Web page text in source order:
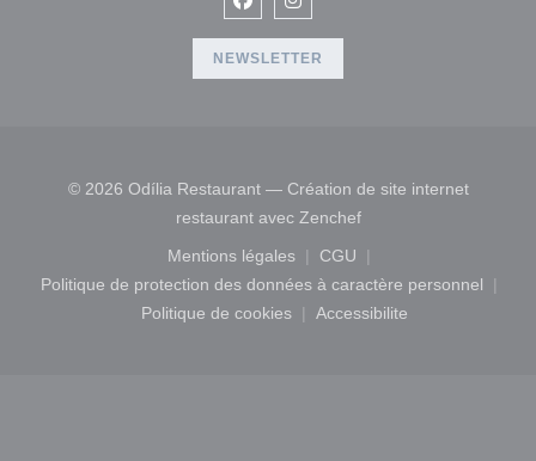
Facebook ((ouvre une nouvelle
Instagram ((ouvre une
NEWSLETTER
© 2026 Odília Restaurant — Création de site internet
restaurant avec Zenchef((ouvre une nouvelle
Mentions légales
((ouvre une nouvelle fenêtre))
CGU
((ouvre une nouvelle
Politique de protection des données à caractère personnel
((ouvre une nouvelle fenêtre))
Politique de cookies
((ouvre une nouvelle fenêtre))
Accessibilite
((ouvre une nouvelle